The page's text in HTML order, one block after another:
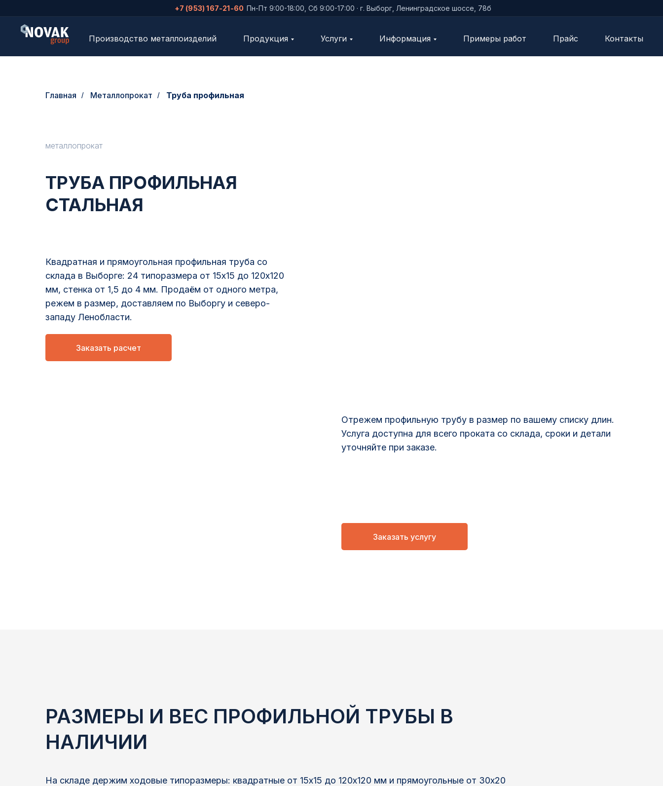
+7 (953) 167-21-60 Пн-Пт 9:00-18:00, Сб 9:00-17:00 · г. Выборг, Ленинградское шоссе, 78б
Производство металлоизделий Продукция Услуги Информация Примеры работ Прайс Контакты
Главная / Металлопрокат / Труба профильная
ТРУБА ПРОФИЛЬНАЯ
СТАЛЬНАЯ
Квадратная и прямоугольная профильная труба со
склада в Выборге: 24 типоразмера от 15х15 до 120х120
мм, стенка от 1,5 до 4 мм. Продаём от одного метра,
режем в размер, доставляем по Выборгу и северо-
западу Ленобласти.
металлопрокат
Отрежем профильную трубу в размер по вашему списку длин.
Услуга доступна для всего проката со склада, сроки и детали
уточняйте при заказе.
Заказать услугу
Заказать расчет
РАЗМЕРЫ И ВЕС ПРОФИЛЬНОЙ ТРУБЫ В
НАЛИЧИИ
На складе держим ходовые типоразмеры: квадратные от 15х15 до 120х120 мм и прямоугольные от 30х20